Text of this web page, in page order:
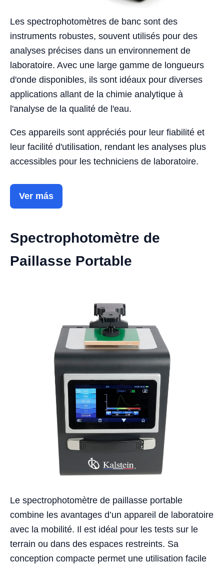
Les spectrophotomètres de banc sont des
instruments robustes, souvent utilisés pour des
analyses précises dans un environnement de
laboratoire. Avec une large gamme de longueurs
d'onde disponibles, ils sont idéaux pour diverses
applications allant de la chimie analytique à
l'analyse de la qualité de l'eau.
Ces appareils sont appréciés pour leur fiabilité et
leur facilité d'utilisation, rendant les analyses plus
accessibles pour les techniciens de laboratoire.
Ver más
Spectrophotomètre de
Paillasse Portable
Le spectrophotomètre de paillasse portable
combine les avantages d’un appareil de laboratoire
avec la mobilité. Il est idéal pour les tests sur le
terrain ou dans des espaces restreints. Sa
conception compacte permet une utilisation facile